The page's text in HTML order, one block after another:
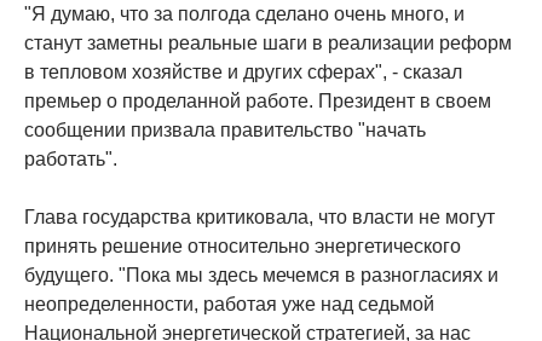
"Я думаю, что за полгода сделано очень много, и
станут заметны реальные шаги в реализации реформ
в тепловом хозяйстве и других сферах", - сказал
премьер о проделанной работе. Президент в своем
сообщении призвала правительство "начать
работать".
Глава государства критиковала, что власти не могут
принять решение относительно энергетического
будущего. "Пока мы здесь мечемся в разногласиях и
неопределенности, работая уже над седьмой
Национальной энергетической стратегией, за нас